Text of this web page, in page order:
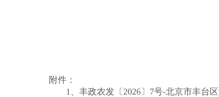
附件：
1、 丰政农发〔2026〕7号-北京市丰台